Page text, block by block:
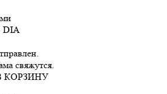
DIA
свяжутся.
КОРЗИНУ